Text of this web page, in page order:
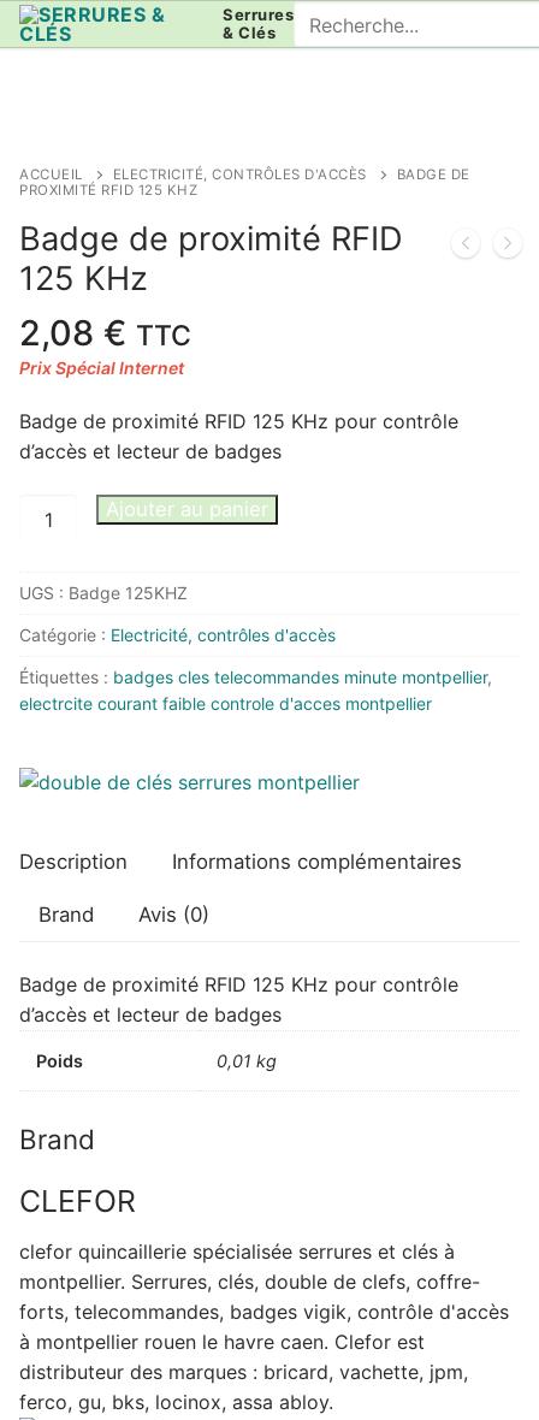
Aller
au
Serrures
& Clés
Rechercher
:
ACCUEIL ELECTRICITÉ, CONTRÔLES D'ACCÈS
BADGE DE
PROXIMITÉ RFID 125 KHZ
Badge de proximité RFID
125 KHz
2,08 € TTC
Badge de proximité RFID 125 KHz pour contrôle
d’accès et lecteur de badges
quantité
de
proximité
125
KHz
Ajouter au panier
UGS : Badge 125KHZ
Catégorie : Electricité, contrôles d'accès
Étiquettes : badges cles telecommandes minute montpellier,
electrcite courant faible controle d'acces montpellier
Description Informations complémentaires
Brand Avis (0)
Badge de proximité RFID 125 KHz pour contrôle
d’accès et lecteur de badges
Poids 0,01 kg
Brand
CLEFOR
clefor quincaillerie spécialisée serrures et clés à
montpellier. Serrures, clés, double de clefs, coffre-
forts, telecommandes, badges vigik, contrôle d'accès
à montpellier rouen le havre caen. Clefor est
distributeur des marques : bricard, vachette, jpm,
ferco, gu, bks, locinox, assa abloy.